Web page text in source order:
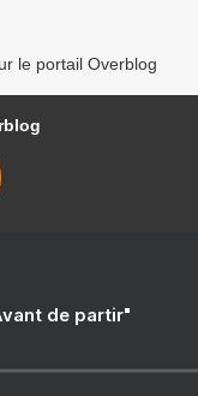
le portail Overblog
de partir"